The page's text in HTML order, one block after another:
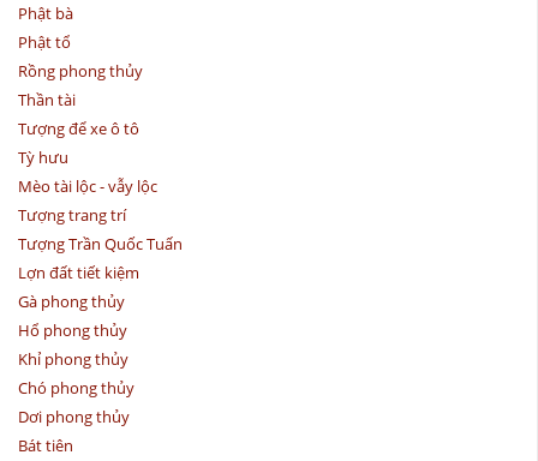
Phật bà
Phật tổ
Rồng phong thủy
Thần tài
Tượng để xe ô tô
Tỳ hưu
Mèo tài lộc - vẫy lộc
Tượng trang trí
Tượng Trần Quốc Tuấn
Lợn đất tiết kiệm
Gà phong thủy
Hổ phong thủy
Khỉ phong thủy
Chó phong thủy
Dơi phong thủy
Bát tiên